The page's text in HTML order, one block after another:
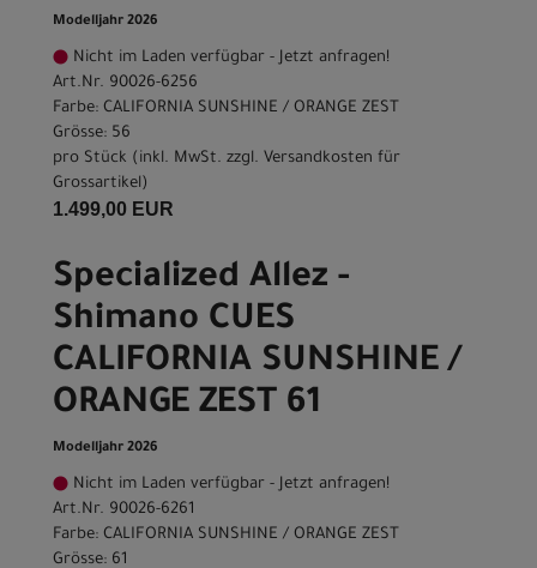
Modelljahr 2026
Nicht im Laden verfügbar - Jetzt anfragen!
Art.Nr. 90026-6256
Farbe: CALIFORNIA SUNSHINE / ORANGE ZEST
Grösse: 56
pro Stück (inkl. MwSt. zzgl. Versandkosten für
Grossartikel)
1.499,00 EUR
Specialized Allez -
Shimano CUES
CALIFORNIA SUNSHINE /
ORANGE ZEST 61
Modelljahr 2026
Nicht im Laden verfügbar - Jetzt anfragen!
Art.Nr. 90026-6261
Farbe: CALIFORNIA SUNSHINE / ORANGE ZEST
Grösse: 61